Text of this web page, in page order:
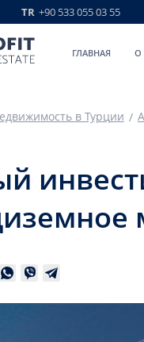
TR +90 533 055 03 55
ГЛАВНАЯ O
в Турции